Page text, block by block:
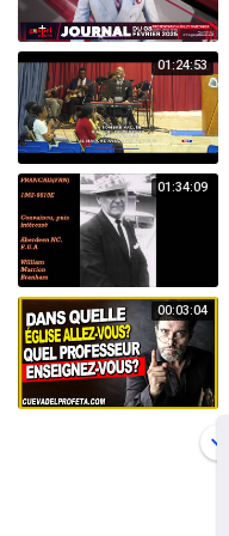
01:24:53
01:34:09
00:03:04